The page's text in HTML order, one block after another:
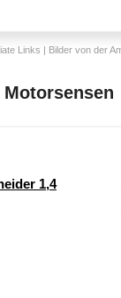
Links | Bilder von der